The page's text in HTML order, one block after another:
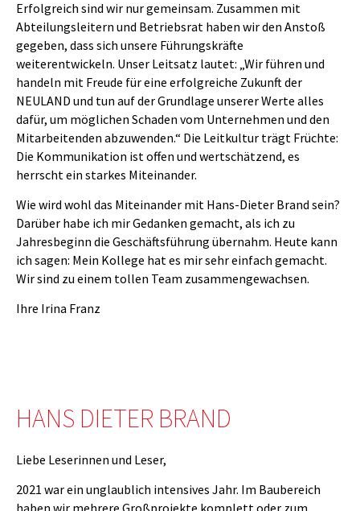
Erfolgreich sind wir nur gemeinsam. Zusammen mit
Abteilungsleitern und Betriebsrat haben wir den Anstoß
gegeben, dass sich unsere Führungskräfte
weiterentwickeln. Unser Leitsatz lautet: „Wir führen und
handeln mit Freude für eine erfolgreiche Zukunft der
NEULAND und tun auf der Grundlage unserer Werte alles
dafür, um möglichen Schaden vom Unternehmen und den
Mitarbeitenden abzuwenden.“ Die Leitkultur trägt Früchte:
Die Kommunikation ist offen und wertschätzend, es
herrscht ein starkes Miteinander.
Wie wird wohl das Miteinander mit Hans-Dieter Brand sein?
Darüber habe ich mir Gedanken gemacht, als ich zu
Jahresbeginn die Geschäftsführung übernahm. Heute kann
ich sagen: Mein Kollege hat es mir sehr einfach gemacht.
Wir sind zu einem tollen Team zusammengewachsen.
Ihre Irina Franz
HANS DIETER BRAND
Liebe Leserinnen und Leser,
2021 war ein unglaublich intensives Jahr. Im Baubereich